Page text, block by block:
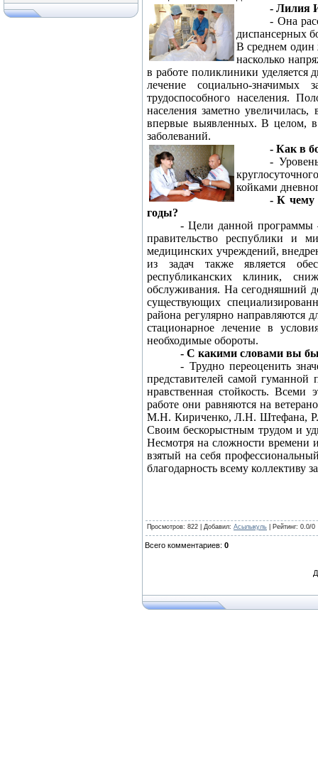
- Лилия
- Она
диспансерных
В среднем один
насколько
в работе поликлиники уделяется
лечение социально-
трудоспособного населения.
населения заметно
впервые выявленных. В целом, в
заболеваний.
- Как в
-
койками
- К чему
годы?
- Цели данной программы
правительство республики и
медицинских учреждений,
из задач также является
республиканских клиник,
обслуживания. На сегодняшний
существующих
района регулярно направляются
стационарное лечение в
необходимые обороты.
- С какими словами вы бы
- Трудно переоценить
представителей самой гуманной
нравственная стойкость.
работе они равняются на
М.Н. Кириченко, Л.Н. Штефана,
Своим бескорыстным трудом и
Несмотря на сложности времени
взятый на себя
благодарность всему коллективу
Просмотров: 822 | Добавил: Асылыкуль Рейтинг: 0.0/0
Всего комментариев: 0